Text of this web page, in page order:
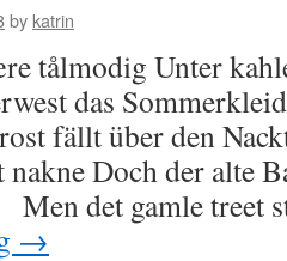
by katrin
tålmodig Unter
das
fällt über den
Doch der alte
det gamle treet
→